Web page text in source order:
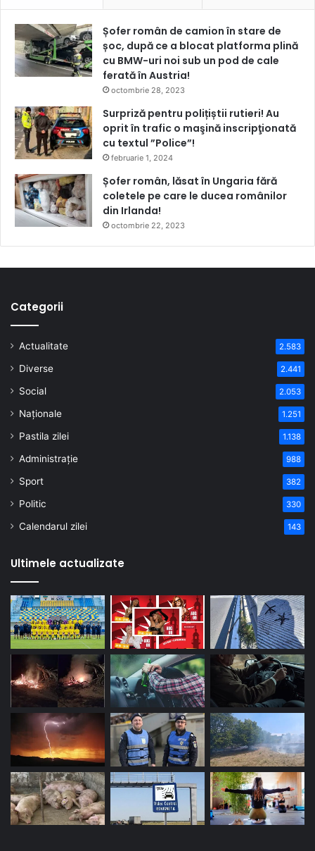
Șofer român de camion în stare de
șoc, după ce a blocat platforma plină
cu BMW-uri noi sub un pod de cale
ferată în Austria!
octombrie 28, 2023
Surpriză pentru polițiștii rutieri! Au
oprit în trafic o maşină inscripţionată
cu textul ”Police”!
februarie 1, 2024
Șofer român, lăsat în Ungaria fără
coletele pe care le ducea românilor
din Irlanda!
octombrie 22, 2023
Categorii
Actualitate 2.583
Diverse 2.441
Social 2.053
Naționale 1.251
Pastila zilei 1.138
Administrație 988
Sport 382
Politic 330
Calendarul zilei 143
Ultimele actualizate